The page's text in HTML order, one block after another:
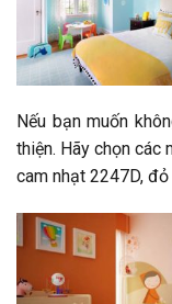
Nếu bạn muốn
thiện. Hãy chọn các
cam nhạt 2247D,